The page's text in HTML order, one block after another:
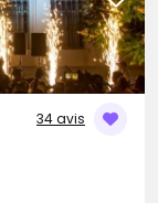
34 avis